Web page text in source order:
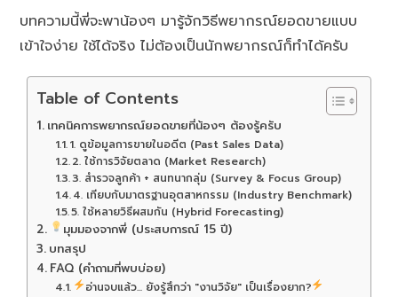
บทความนี้พี่จะพาน้องๆ มารู้จักวิธีพยากรณ์ยอดขายแบบ
เข้าใจง่าย ใช้ได้จริง ไม่ต้องเป็นนักพยากรณ์ก็ทำได้ครับ
Table of Contents
เทคนิคการพยากรณ์ยอดขายที่น้องๆ ต้องรู้ครับ
1. ดูข้อมูลการขายในอดีต (Past Sales Data)
2. ใช้การวิจัยตลาด (Market Research)
3. สำรวจลูกค้า + สนทนากลุ่ม (Survey & Focus Group)
4. เทียบกับมาตรฐานอุตสาหกรรม (Industry Benchmark)
5. ใช้หลายวิธีผสมกัน (Hybrid Forecasting)
มุมมองจากพี่ (ประสบการณ์ 15 ปี)
บทสรุป
FAQ (คำถามที่พบบ่อย)
อ่านจบแล้ว... ยังรู้สึกว่า "งานวิจัย" เป็นเรื่องยาก?